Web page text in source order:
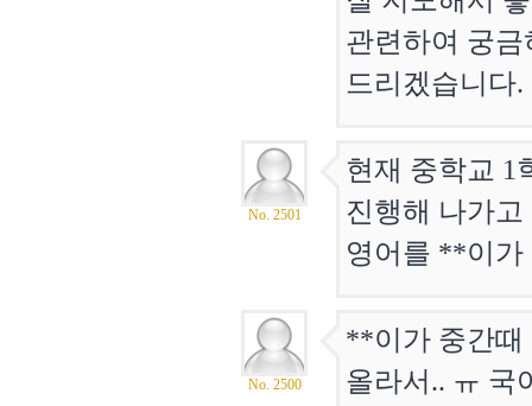
관련하여 궁
드리겠습니다.
No. 2501
현재 중학교 1
진행해 나가
영어를 **이가
No. 2500
**이가 중간때
올라서.. ㅠ 국